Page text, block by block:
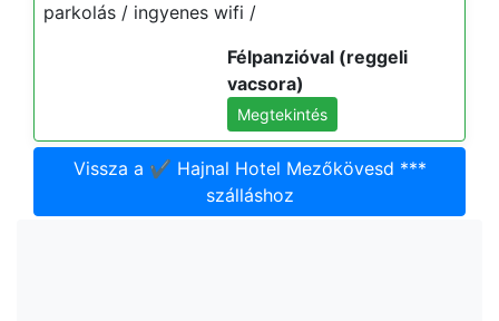
parkolás / ingyenes wifi /
Félpanzióval (reggeli
vacsora)
Megtekintés
Vissza a ✔️ Hajnal Hotel Mezőkövesd ***
szálláshoz